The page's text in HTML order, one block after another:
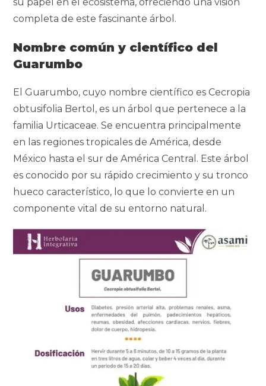
completa de este fascinante árbol.
Nombre común y científico del
Guarumbo
El Guarumbo, cuyo nombre científico es Cecropia
obtusifolia Bertol, es un árbol que pertenece a la
familia Urticaceae. Se encuentra principalmente
en las regiones tropicales de América, desde
México hasta el sur de América Central. Este árbol
es conocido por su rápido crecimiento y su tronco
hueco característico, lo que lo convierte en un
componente vital de su entorno natural.